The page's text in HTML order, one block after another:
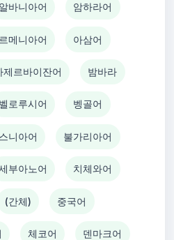
알바니아어 암하라어
메니아어 아삼어
제르바이잔어 밤바라
벨로루시어 벵골어
니아어 불가리아어
부아노어 치체와어
(간체) 중국어
체코어 덴마크어